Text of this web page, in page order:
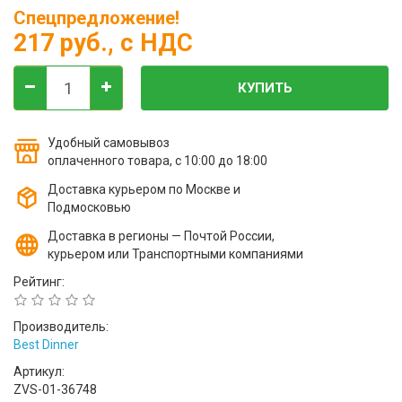
Спецпредложение!
217 руб., с НДС
КУПИТЬ
Удобный самовывоз
оплаченного товара, с 10:00 до 18:00
Доставка курьером по Москве и
Подмосковью
Доставка в регионы — Почтой России,
курьером или Транспортными компаниями
Рейтинг:
Производитель:
Best Dinner
Артикул:
ZVS-01-36748